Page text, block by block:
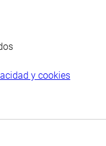
y cookies